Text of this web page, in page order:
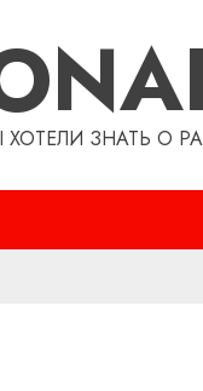
ХОТЕЛИ ЗНАТЬ О